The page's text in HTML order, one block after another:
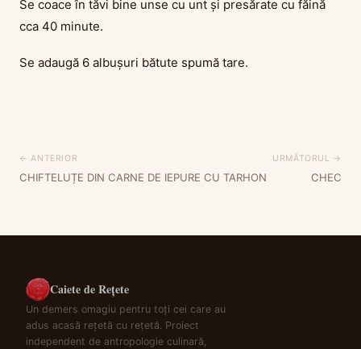
Se coace în tăvi bine unse cu unt și presărate cu făină
cca 40 minute.
Se adaugă 6 albușuri bătute spumă tare.
← ANTERIOR
CHIFTELUȚE DIN CARNE DE IEPURE CU TARHON
URMĂTORUL →
CHEC
Caiete de Rețete
Un demers omagiu pentru toți cei care au
adus acasă rețetă cu rețetă. Proiect
independent de antropologie culinară,